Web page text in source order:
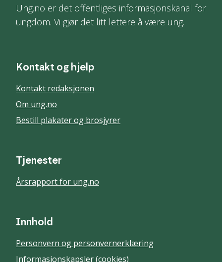
Ung.no er det offentliges informasjonskanal for
ungdom. Vi gjør det litt lettere å være ung.
Kontakt og hjelp
Kontakt redaksjonen
Om ung.no
Bestill plakater og brosjyrer
Tjenester
Årsrapport for ung.no
Innhold
Personvern og personvernerklæring
Informasjonskapsler (cookies)